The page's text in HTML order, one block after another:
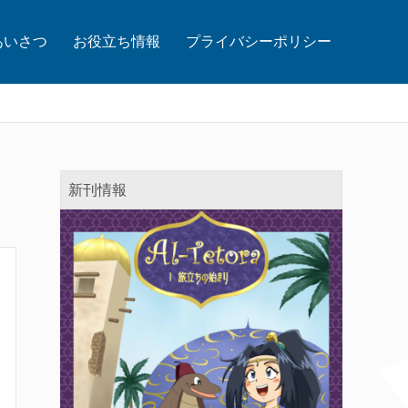
さつ お役立ち情報 プライバシーポリシー
新刊情報